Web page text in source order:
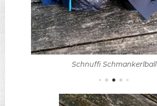
Schnuffi Schmankerlball